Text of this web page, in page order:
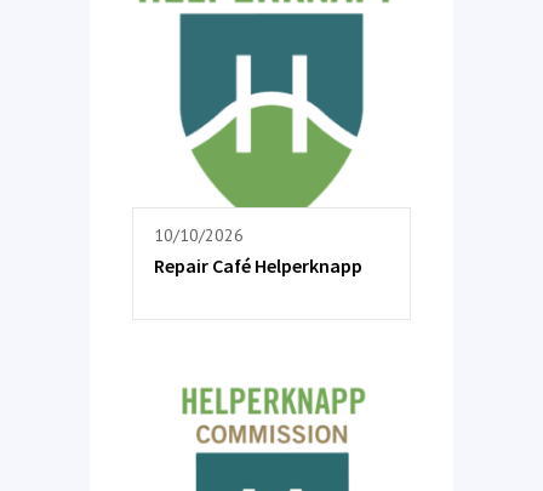
10/10/2026
Repair Café Helperknapp